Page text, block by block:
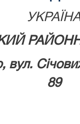
вул.
89